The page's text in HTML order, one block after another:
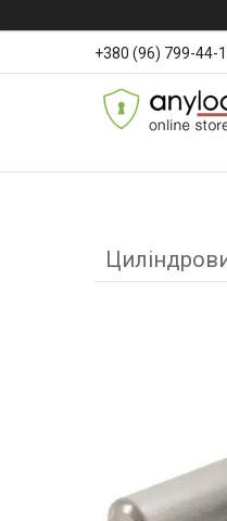
+380 (96) 799-44-